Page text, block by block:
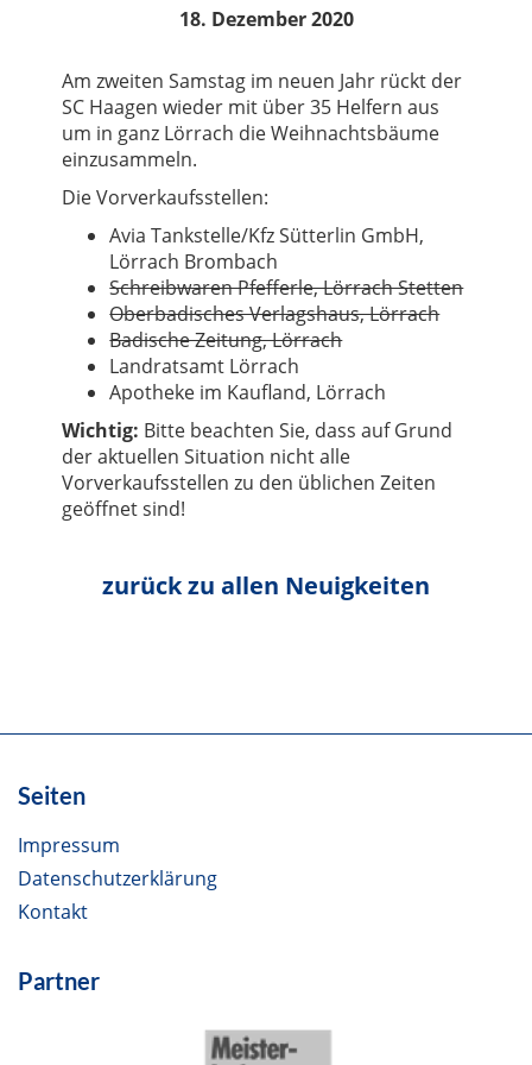
18. Dezember 2020
Am zweiten Samstag im neuen Jahr rückt der
SC Haagen wieder mit über 35 Helfern aus
um in ganz Lörrach die Weihnachtsbäume
einzusammeln.
Die Vorverkaufsstellen:
Avia Tankstelle/Kfz Sütterlin GmbH,
Lörrach Brombach
Schreibwaren Pfefferle, Lörrach Stetten
Oberbadisches Verlagshaus, Lörrach
Badische Zeitung, Lörrach
Landratsamt Lörrach
Apotheke im Kaufland, Lörrach
Wichtig: Bitte beachten Sie, dass auf Grund
der aktuellen Situation nicht alle
Vorverkaufsstellen zu den üblichen Zeiten
geöffnet sind!
zurück zu allen Neuigkeiten
Seiten
Impressum
Datenschutzerklärung
Kontakt
Partner